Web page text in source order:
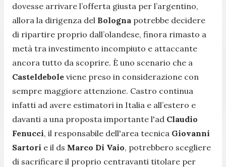
dovesse arrivare l’offerta giusta per l’argentino,
allora la dirigenza del Bologna potrebbe decidere
di ripartire proprio dall’olandese, finora rimasto a
metà tra investimento incompiuto e attaccante
ancora tutto da scoprire. È uno scenario che a
Casteldebole viene preso in considerazione con
sempre maggiore attenzione. Castro continua
infatti ad avere estimatori in Italia e all’estero e
davanti a una proposta importante l'ad Claudio
Fenucci, il responsabile dell'area tecnica Giovanni
Sartori e il ds Marco Di Vaio, potrebbero scegliere
di sacrificare il proprio centravanti titolare per